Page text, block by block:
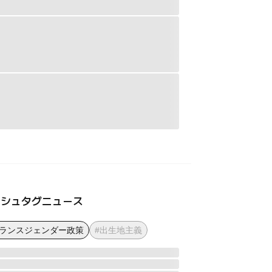
ュタグニュース
ンスジェンダー政策 #出生地主義